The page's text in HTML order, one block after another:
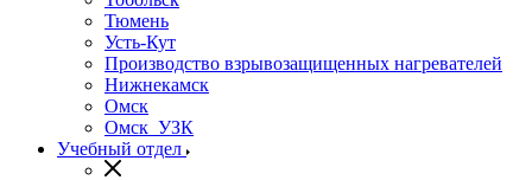
Тюмень
Усть-Кут
Производство взрывозащищенных нагревателей
Нижнекамск
Омск
Омск_УЗК
Учебный отдел